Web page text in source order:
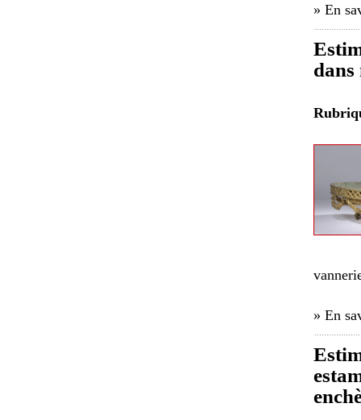
» En
dans
» En